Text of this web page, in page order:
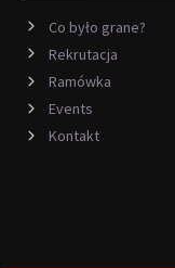
Co było grane?
Rekrutacja
Ramówka
Events
Kontakt